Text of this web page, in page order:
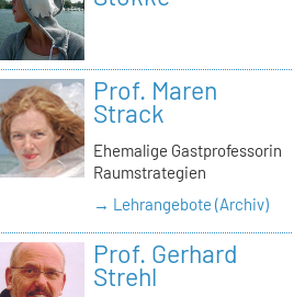
Prof. Maren
Strack
Ehemalige Gastprofessorin
Raumstrategien
→ Lehrangebote (Archiv)
Prof. Gerhard
Strehl